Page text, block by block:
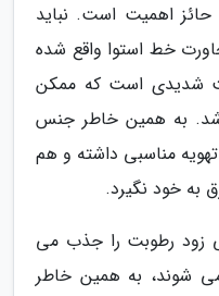
اهمیت است. نباید
خط استوا واقع شده
شدیدی است که ممکن
به همین خاطر جنس
مناسبی داشته و هم
خود نگیرد.
زود رطوبت را جذب می
شوند، به همین خاطر